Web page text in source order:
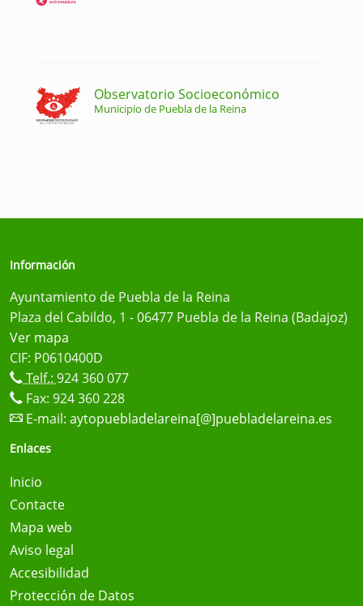
Observatorio Socioeconómico
Municipio de Puebla de la Reina
Información
Ayuntamiento de Puebla de la Reina
Plaza del Cabildo, 1 - 06477 Puebla de la Reina (Badajoz)
Ver mapa
CIF: P0610400D
Telf.: 924 360 077
Fax: 924 360 228
E-mail: aytopuebladelareina[@]puebladelareina.es
Enlaces
Inicio
Contacte
Mapa web
Aviso legal
Accesibilidad
Protección de Datos